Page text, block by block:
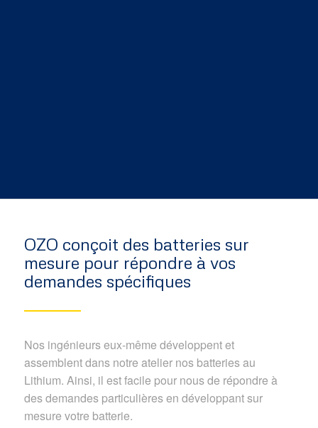
OZO conçoit des batteries sur
mesure pour répondre à vos
demandes spécifiques
Nos ingénieurs eux-même développent et
assemblent dans notre atelier nos batteries au
Lithium. Ainsi, il est facile pour nous de répondre à
des demandes particulières en développant sur
mesure votre batterie.